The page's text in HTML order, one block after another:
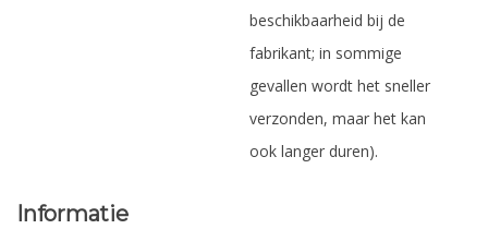
beschikbaarheid bij de
fabrikant; in sommige
gevallen wordt het sneller
verzonden, maar het kan
ook langer duren).
Informatie